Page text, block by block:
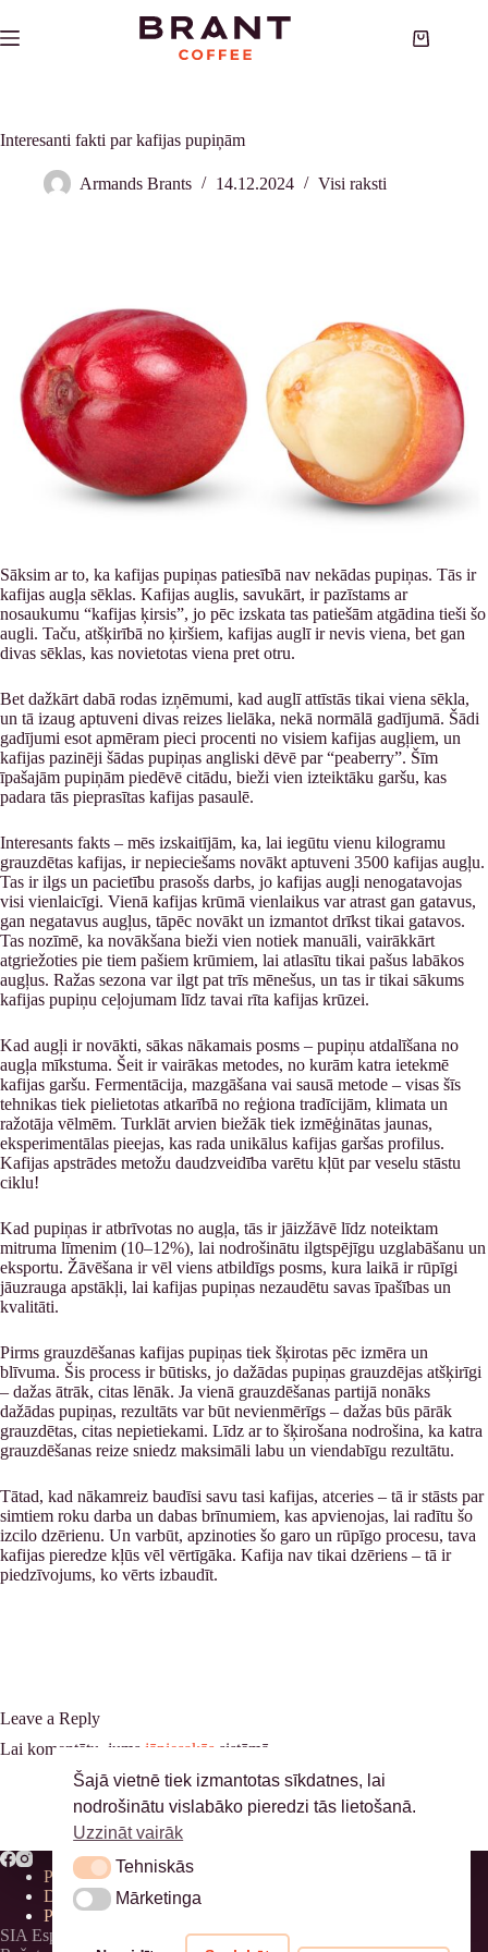
to
content
Shopping
Interesanti fakti par kafijas pupiņām
Armands Brants 14.12.2024 Visi raksti
Sāksim ar to, ka kafijas pupiņas patiesībā nav nekādas pupiņas. Tās ir
kafijas augļa sēklas. Kafijas auglis, savukārt, ir pazīstams ar
nosaukumu “kafijas ķirsis”, jo pēc izskata tas patiešām atgādina tieši šo
augli. Taču, atšķirībā no ķiršiem, kafijas auglī ir nevis viena, bet gan
divas sēklas, kas novietotas viena pret otru.
Bet dažkārt dabā rodas izņēmumi, kad auglī attīstās tikai viena sēkla,
un tā izaug aptuveni divas reizes lielāka, nekā normālā gadījumā. Šādi
gadījumi esot apmēram pieci procenti no visiem kafijas augļiem, un
kafijas pazinēji šādas pupiņas angliski dēvē par “peaberry”. Šīm
īpašajām pupiņām piedēvē citādu, bieži vien izteiktāku garšu, kas
padara tās pieprasītas kafijas pasaulē.
Interesants fakts – mēs izskaitījām, ka, lai iegūtu vienu kilogramu
grauzdētas kafijas, ir nepieciešams novākt aptuveni 3500 kafijas augļu.
Tas ir ilgs un pacietību prasošs darbs, jo kafijas augļi nenogatavojas
visi vienlaicīgi. Vienā kafijas krūmā vienlaikus var atrast gan gatavus,
gan negatavus augļus, tāpēc novākt un izmantot drīkst tikai gatavos.
Tas nozīmē, ka novākšana bieži vien notiek manuāli, vairākkārt
atgriežoties pie tiem pašiem krūmiem, lai atlasītu tikai pašus labākos
augļus. Ražas sezona var ilgt pat trīs mēnešus, un tas ir tikai sākums
kafijas pupiņu ceļojumam līdz tavai rīta kafijas krūzei.
Kad augļi ir novākti, sākas nākamais posms – pupiņu atdalīšana no
augļa mīkstuma. Šeit ir vairākas metodes, no kurām katra ietekmē
kafijas garšu. Fermentācija, mazgāšana vai sausā metode – visas šīs
tehnikas tiek pielietotas atkarībā no reģiona tradīcijām, klimata un
ražotāja vēlmēm. Turklāt arvien biežāk tiek izmēģinātas jaunas,
eksperimentālas pieejas, kas rada unikālus kafijas garšas profilus.
Kafijas apstrādes metožu daudzveidība varētu kļūt par veselu stāstu
ciklu!
Kad pupiņas ir atbrīvotas no augļa, tās ir jāizžāvē līdz noteiktam
mitruma līmenim (10–12%), lai nodrošinātu ilgtspējīgu uzglabāšanu un
eksportu. Žāvēšana ir vēl viens atbildīgs posms, kura laikā ir rūpīgi
jāuzrauga apstākļi, lai kafijas pupiņas nezaudētu savas īpašības un
kvalitāti.
Pirms grauzdēšanas kafijas pupiņas tiek šķirotas pēc izmēra un
blīvuma. Šis process ir būtisks, jo dažādas pupiņas grauzdējas atšķirīgi
– dažas ātrāk, citas lēnāk. Ja vienā grauzdēšanas partijā nonāks
dažādas pupiņas, rezultāts var būt nevienmērīgs – dažas būs pārāk
grauzdētas, citas nepietiekami. Līdz ar to šķirošana nodrošina, ka katra
grauzdēšanas reize sniedz maksimāli labu un viendabīgu rezultātu.
Tātad, kad nākamreiz baudīsi savu tasi kafijas, atceries – tā ir stāsts par
simtiem roku darba un dabas brīnumiem, kas apvienojas, lai radītu šo
izcilo dzērienu. Un varbūt, apzinoties šo garo un rūpīgo procesu, tava
kafijas pieredze kļūs vēl vērtīgāka. Kafija nav tikai dzēriens – tā ir
piedzīvojums, ko vērts izbaudīt.
Leave a Reply
Lai komentētu, jums jāpiesakās sistēmā.
Privātuma politika
Distances līgums
Piegāde
SIA Espressioso, 40203311177
Šajā vietnē tiek izmantotas sīkdatnes, lai
nodrošinātu vislabāko pieredzi tās lietošanā.
Uzzināt vairāk
TehniskāsTehniskās
MārketingaMārketinga